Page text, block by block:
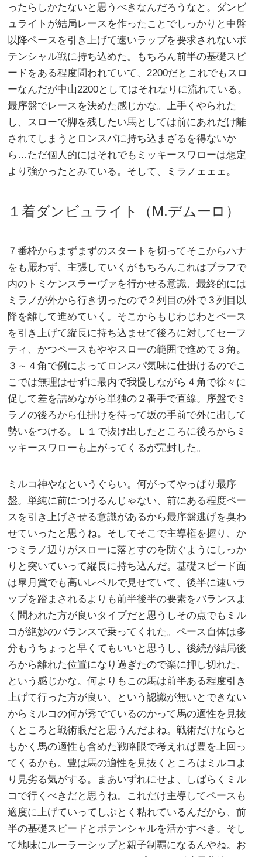
ったらしかたないと思うべきなんだろうなと。ダンビ
ュライトが結局レースを作ったことでしっかりと中盤
以降ペースを引き上げて速いラップを要求されないポ
テンシャル戦に持ち込めた。もちろん前半の基礎スピ
ードをある程度問われていて、2200だとこれでもスロ
ーなんだが中山2200としてはそれなりに流れている。
最序盤でレースを決めた感じかな。上手くやられた
し、スローで脚を残したい馬としては前にあれだけ離
されてしまうとロンスパに持ち込まざるを得ないか
ら…ただ個人的にはそれでもミッキースワローは想定
より強かったとみている。そして、ミラノェェェ。
１着ダンビュライト（M.デムーロ）
７番枠からまずまずのスタートを切ってそこからハナ
をも厭わず、主張していくがもちろんこれはブラフで
内のトミケンスラーヴァを行かせる意識、最終的には
ミラノが外から行き切ったので２列目の外で３列目以
降を離して進めていく。そこからもじわじわとペース
を引き上げて縦長に持ち込ませて後ろに対してセーフ
ティ、かつペースもややスローの範囲で進めて３角。
３～４角で例によってロンスパ気味に仕掛けるのでこ
こでは無理はせずに最内で我慢しながら４角で徐々に
促して差を詰めながら単独の２番手で直線。序盤でミ
ラノの後ろから仕掛けを待って坂の手前で外に出して
勢いをつける。Ｌ１で抜け出したところに後ろからミ
ッキースワローも上がってくるが完封した。
ミルコ神やなというぐらい。何がってやっぱり最序
盤。単純に前につけるんじゃない、前にある程度ペー
スを引き上げさせる意識があるから最序盤逃げを臭わ
せていったと思うね。そしてそこで主導権を握り、か
つミラノ辺りがスローに落とすのを防ぐようにしっか
りと突いていって縦長に持ち込んだ。基礎スピード面
は皐月賞でも高いレベルで見せていて、後半に速いラ
ップを踏まされるよりも前半後半の要素をバランスよ
く問われた方が良いタイプだと思うしその点でもミル
コが絶妙のバランスで乗ってくれた。ペース自体は多
分もうちょっと早くてもいいと思うし、後続が結局後
ろから離れた位置になり過ぎたので楽に押し切れた、
という感じかな。何よりもこの馬は前半ある程度引き
上げて行った方が良い、という認識が無いとできない
からミルコの何が秀でているのかって馬の適性を見抜
くところと戦術眼だと思うんだよね。戦術だけならと
もかく馬の適性も含めた戦略眼で考えれば豊を上回っ
てくるかも。豊は馬の適性を見抜くところはミルコよ
り見劣る気がする。まあいずれにせよ、しばらくミル
コで行くべきだと思うね。これだけ主導してペースも
適度に上げていってしぶとく粘れているんだから、前
半の基礎スピードとポテンシャルを活かすべき。そし
て地味にルーラーシップと親子制覇になるんやね。お